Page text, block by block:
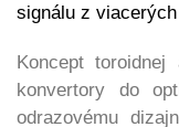
signálu z
Koncept
konvertory do
odrazovému